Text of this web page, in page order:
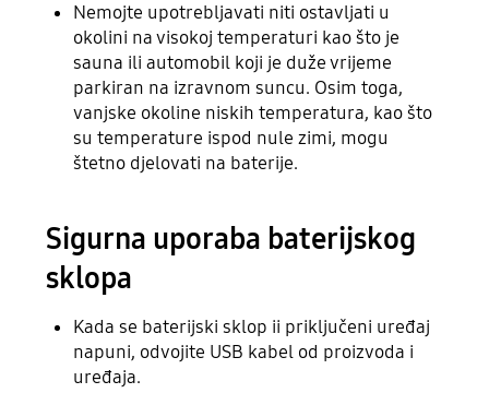
Nemojte upotrebljavati niti ostavljati u
okolini na visokoj temperaturi kao što je
sauna ili automobil koji je duže vrijeme
parkiran na izravnom suncu. Osim toga,
vanjske okoline niskih temperatura, kao što
su temperature ispod nule zimi, mogu
štetno djelovati na baterije.
Sigurna uporaba baterijskog
sklopa
Kada se baterijski sklop ii priključeni uređaj
napuni, odvojite USB kabel od proizvoda i
uređaja.